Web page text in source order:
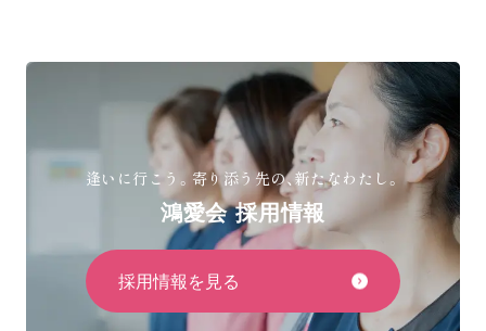
逢いに行こう。寄り添う先の、新たなわたし。
鴻愛会 採用情報
採用情報を見る